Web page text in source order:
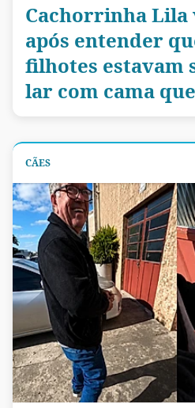
Cachorrinha
após entender
filhotes estavam
lar com cama
CÃES